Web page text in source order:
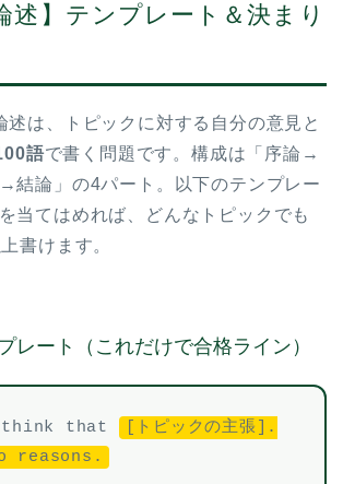
述】テンプレート＆決まり
述は、トピックに対する自分の意見と
語で書く問題です。構成は「序論→
論」の4パート。以下のテンプレー
当てはめれば、どんなトピックでも
書けます。
レート（これだけで合格ライン）
that
[トピックの主張].
reasons.